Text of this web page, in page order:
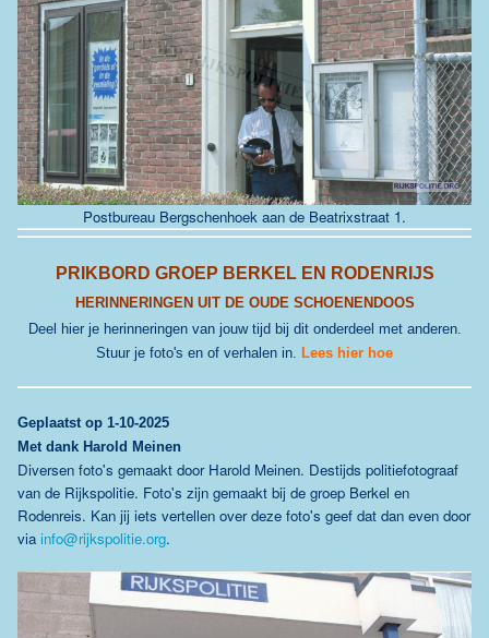
Postbureau Bergschenhoek aan de Beatrixstraat 1.
PRIKBORD GROEP BERKEL EN RODENRIJS
HERINNERINGEN UIT DE OUDE SCHOENENDOOS
Deel hier je herinneringen van jouw tijd bij dit onderdeel met anderen.
Stuur je foto's en of verhalen in. Lees hier hoe
Geplaatst op 1-10-2025
Met dank Harold Meinen
Diversen foto's gemaakt door Harold Meinen. Destijds politiefotograaf
van de Rijkspolitie. Foto's zijn gemaakt bij de groep Berkel en
Rodenreis. Kan jij iets vertellen over deze foto's geef dat dan even door
via info@rijkspolitie.org.